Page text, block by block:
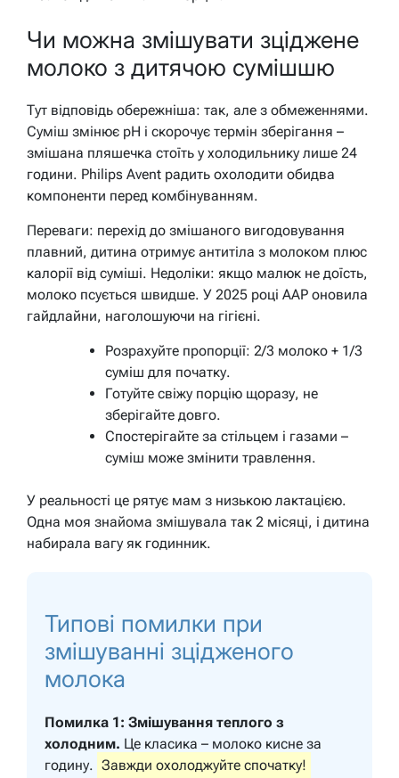
Чи можна змішувати зціджене
молоко з дитячою сумішшю
Тут відповідь обережніша: так, але з обмеженнями.
Суміш змінює pH і скорочує термін зберігання –
змішана пляшечка стоїть у холодильнику лише 24
години. Philips Avent радить охолодити обидва
компоненти перед комбінуванням.
Переваги: перехід до змішаного вигодовування
плавний, дитина отримує антитіла з молоком плюс
калорії від суміші. Недоліки: якщо малюк не доїсть,
молоко псується швидше. У 2025 році AAP оновила
гайдлайни, наголошуючи на гігієні.
Розрахуйте пропорції: 2/3 молоко + 1/3
суміш для початку.
Готуйте свіжу порцію щоразу, не
зберігайте довго.
Спостерігайте за стільцем і газами –
суміш може змінити травлення.
У реальності це рятує мам з низькою лактацією.
Одна моя знайома змішувала так 2 місяці, і дитина
набирала вагу як годинник.
Типові помилки при
змішуванні зцідженого
молока
Помилка 1: Змішування теплого з
холодним. Це класика – молоко кисне за
годину. Завжди охолоджуйте спочатку!